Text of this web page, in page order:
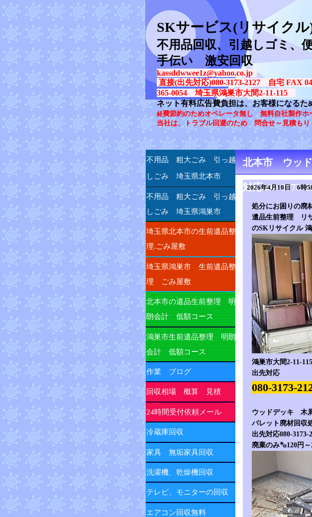
SKサービス(リサイク
不用品回収、引越しゴミ、
手伝い 激安回収
kassddwwee1z@yahoo.co.jp
直接(出先対応)080-3173-2127 自宅 FAX
365-0054 埼玉県鴻巣市大間2-11-115
ネット有料広告費負担は、お客様になる
経費節約のためオペレータ無し 無料自社製作
当社は、トラブル回避のため 問合せ～見積も
北本市 ウッド
対応080-3173-
2026年4月10日 6時
処分にお困りの廃
遺品生前整理 リ
のSKリサイクル
鴻巣市大間2-11-115
出先対応
080-3173-
ウッドデッキ 木
パレット廃材回収
出先対応080-
廃棄のみ㌔120円～
不用品 粗大ごみ 引っ越
しごみ 埼玉県北本市
不用品 粗大ごみ 引っ越
しごみ 埼玉県鴻巣市
埼玉県北本市の生前遺品整
理.ごみ屋敷
埼玉県鴻巣市 生前遺品整
理 ごみ屋敷
北本市の遺品生前整理 明
朗会計 低額コース
鴻巣市生前遺品整理 明朗
会計 低額コース
作業 ブログ
回収相場 概算 見積
24時間受付依頼メール
冷蔵庫回収
家具 無垢家具回収
洗濯機、乾燥機回収
テレビ、モニターの回収
エアコン回収無料